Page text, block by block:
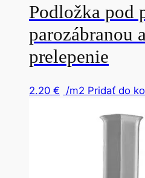
Podložka pod
parozábranou
prelepenie
2.20 € /m2 Pridať do